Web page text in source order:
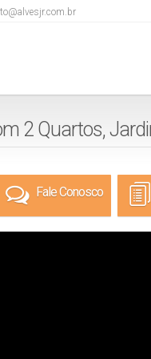
2 Quartos,
Fale Conosco